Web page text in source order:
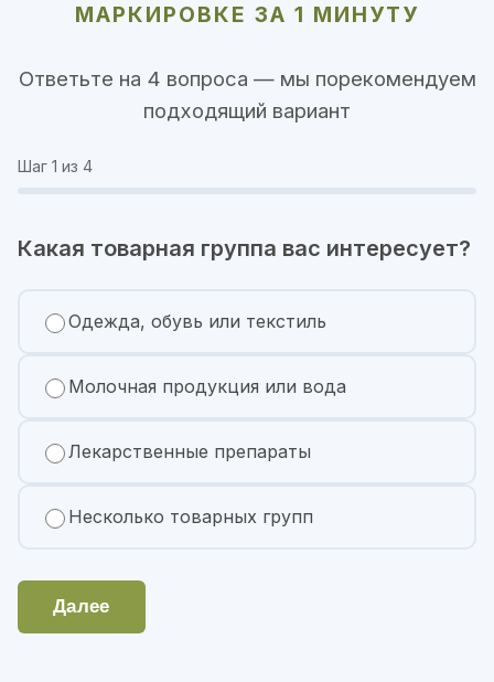
МАРКИРОВКЕ ЗА 1 МИНУТУ
Ответьте на 4 вопроса — мы порекомендуем
подходящий вариант
Шаг 1 из 4
Какая товарная группа вас интересует?
Одежда, обувь или текстиль
Молочная продукция или вода
Лекарственные препараты
Несколько товарных групп
Далее